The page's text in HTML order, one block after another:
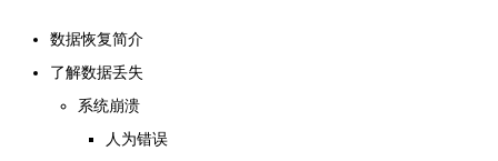
数据恢复简介
了解数据丢失
系统崩溃
人为错误